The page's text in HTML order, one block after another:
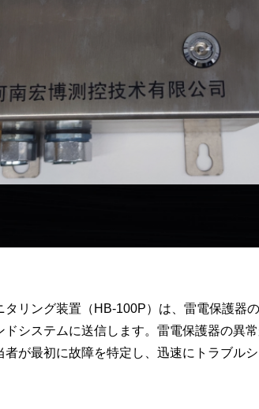
リング装置（HB-100P）は、雷電保護器
システムに送信します。雷電保護器の異
が最初に故障を特定し、迅速にトラブル